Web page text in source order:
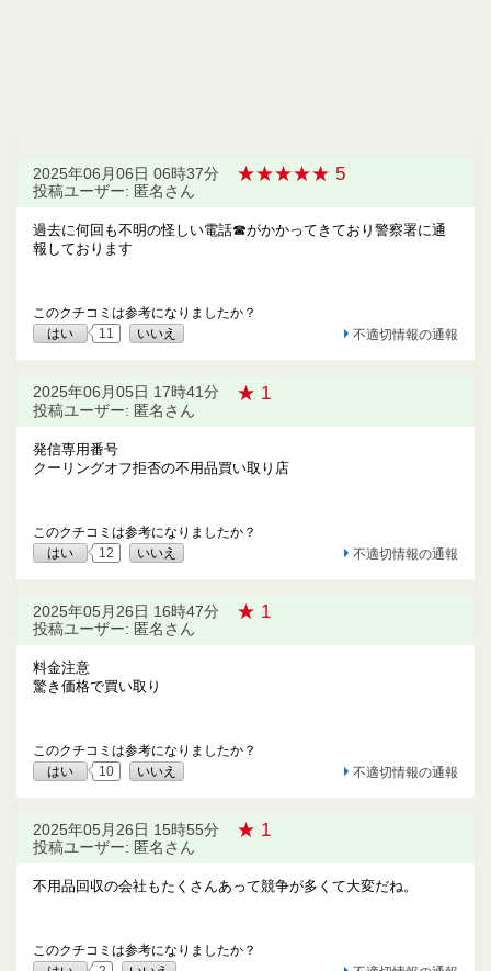
2025年06月06日 06時37分 ★★★★★ 5
投稿ユーザー: 匿名さん
過去に何回も不明の怪しい電話☎がかかってきており警察署に通
報しております
このクチコミは参考になりましたか？
はい
11 いいえ 不適切情報の通報
2025年06月05日 17時41分 ★ 1
投稿ユーザー: 匿名さん
発信専用番号
クーリングオフ拒否の不用品買い取り店
このクチコミは参考になりましたか？
はい
12 いいえ 不適切情報の通報
2025年05月26日 16時47分 ★ 1
投稿ユーザー: 匿名さん
料金注意
驚き価格で買い取り
このクチコミは参考になりましたか？
はい
10 いいえ 不適切情報の通報
2025年05月26日 15時55分 ★ 1
投稿ユーザー: 匿名さん
不用品回収の会社もたくさんあって競争が多くて大変だね。
このクチコミは参考になりましたか？